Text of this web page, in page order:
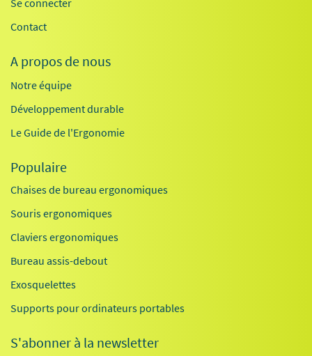
Se connecter
Contact
A propos de nous
Notre équipe
Développement durable
Le Guide de l'Ergonomie
Populaire
Chaises de bureau ergonomiques
Souris ergonomiques
Claviers ergonomiques
Bureau assis-debout
Exosquelettes
Supports pour ordinateurs portables
S'abonner à la newsletter